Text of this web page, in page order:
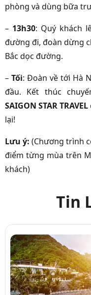
phòng và dùng bữa
– 13h30: Quý khách
đường đi, đoàn dừng
Bắc dọc đường.
– Tối: Đoàn về tới Hà
đầu. Kết thúc
SAIGON STAR TRAVEL
lại!
Lưu ý: (Chương trình
điểm từng mùa trên
khách)
Tin